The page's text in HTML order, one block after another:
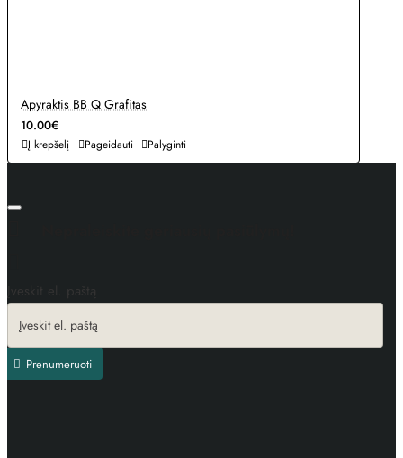
Apyraktis BB Q Grafitas
10.00€
Į krepšelį Pageidauti Palyginti
Įveskit el. paštą
Prenumeruoti